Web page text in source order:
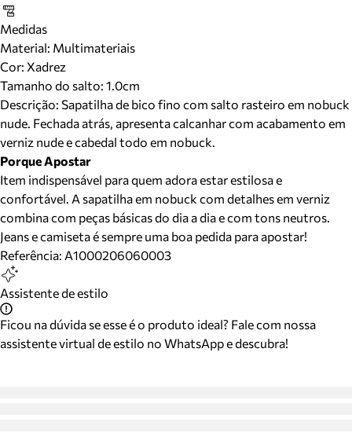
Medidas
Material: Multimateriais
Cor: Xadrez
Tamanho do salto: 1.0cm
Descrição: Sapatilha de bico fino com salto rasteiro em nobuck
nude. Fechada atrás, apresenta calcanhar com acabamento em
verniz nude e cabedal todo em nobuck.
Porque Apostar
Item indispensável para quem adora estar estilosa e
confortável. A sapatilha em nobuck com detalhes em verniz
combina com peças básicas do dia a dia e com tons neutros.
Jeans e camiseta é sempre uma boa pedida para apostar!
Referência: A1000206060003
Assistente de estilo
Ficou na dúvida se esse é o produto ideal? Fale com nossa
assistente virtual de estilo no WhatsApp e descubra!